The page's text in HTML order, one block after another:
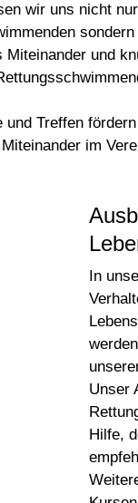
wir uns nicht
und
und Treffen
im
In
Unser
Hilfe,